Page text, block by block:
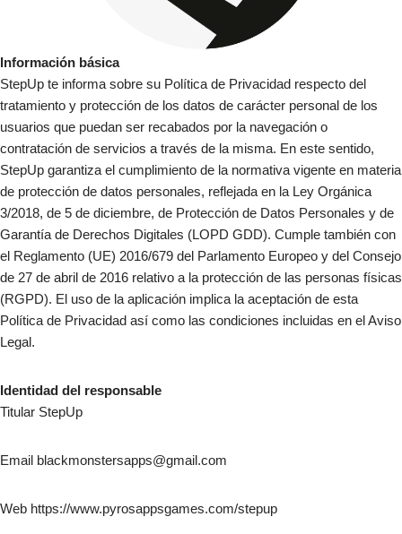
Información básica
StepUp te informa sobre su Política de Privacidad respecto del
tratamiento y protección de los datos de carácter personal de los
usuarios que puedan ser recabados por la navegación o
contratación de servicios a través de la misma. En este sentido,
StepUp garantiza el cumplimiento de la normativa vigente en materia
de protección de datos personales, reflejada en la Ley Orgánica
3/2018, de 5 de diciembre, de Protección de Datos Personales y de
Garantía de Derechos Digitales (LOPD GDD). Cumple también con
el Reglamento (UE) 2016/679 del Parlamento Europeo y del Consejo
de 27 de abril de 2016 relativo a la protección de las personas físicas
(RGPD). El uso de la aplicación implica la aceptación de esta
Política de Privacidad así como las condiciones incluidas en el Aviso
Legal.
Identidad del responsable
Titular StepUp
Email blackmonstersapps@gmail.com
Web https://www.pyrosappsgames.com/stepup